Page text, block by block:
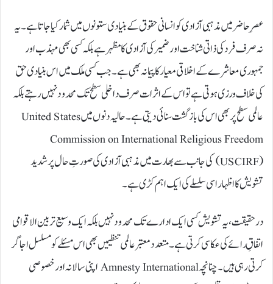
عصرِ حاضر میں مذہبی آزادی کو انسانی حقوق کے بنیادی ستونوں میں شمار کیا جاتا ہے۔ یہ
نہ صرف فرد کی ذاتی شناخت اور ضمیر کی آزادی کا مظہر ہے بلکہ کسی بھی مہذب اور
جمہوری معاشرے کے اخلاقی معیار کا پیمانہ بھی ہے۔ جب کسی ملک میں اس بنیادی حق
کی خلاف ورزی ہوتی ہے تو اس کے اثرات صرف داخلی سطح تک محدود نہیں رہتے بلکہ
عالمی سطح پر بھی اس کی بازگشت سنائی دیتی ہے۔ حالیہ دنوں میں United States
Commission on International Religious Freedom
(USCIRF) کی جانب سے بھارت میں مذہبی آزادی کی صورتِ حال پر شدید
تشویش کا اظہار اسی سلسلے کی ایک اہم کڑی ہے۔
درحقیقت، یہ تشویش کسی ایک ادارے تک محدود نہیں بلکہ ایک وسیع تر بین الاقوامی
اتفاقِ رائے کی عکاسی کرتی ہے۔ متعدد معتبر عالمی تنظیمیں بھی اس مسئلے کو مسلسل اجاگر
کرتی رہی ہیں۔ چنانچہ Amnesty International اپنی سالانہ اور خصوصی